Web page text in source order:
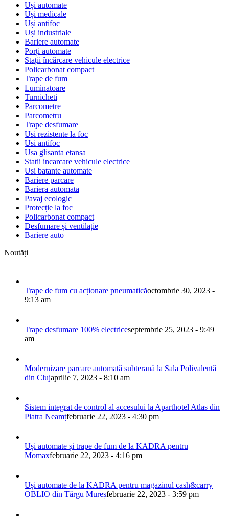
Uși automate
Uși medicale
Uși antifoc
Uși industriale
Bariere automate
Porți automate
Stații încărcare vehicule electrice
Policarbonat compact
Trape de fum
Luminatoare
Turnicheti
Parcometre
Parcometru
Trape desfumare
Usi rezistente la foc
Usi antifoc
Usa glisanta etansa
Statii incarcare vehicule electrice
Usi batante automate
Bariere parcare
Bariera automata
Pavaj ecologic
Protecție la foc
Policarbonat compact
Desfumare și ventilație
Bariere auto
Noutăți
Trape de fum cu acționare pneumaticăoctombrie 30, 2023 -
9:13 am
Trape desfumare 100% electriceseptembrie 25, 2023 - 9:49
am
Modernizare parcare automată subterană la Sala Polivalentă
din Clujaprilie 7, 2023 - 8:10 am
Sistem integrat de control al accesului la Aparthotel Atlas din
Piatra Neamțfebruarie 22, 2023 - 4:30 pm
Uși automate și trape de fum de la KADRA pentru
Momaxfebruarie 22, 2023 - 4:16 pm
Uși automate de la KADRA pentru magazinul cash&carry
OBLIO din Târgu Mureșfebruarie 22, 2023 - 3:59 pm